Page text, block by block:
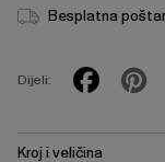
Besplatna
Dijeli:
Kroj i veličina